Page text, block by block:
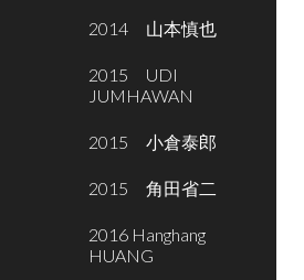
2014 山本慎也
2015 UDI
JUMHAWAN
2015 小倉泰郎
2015 角田省二
2016 Hanghang
HUANG